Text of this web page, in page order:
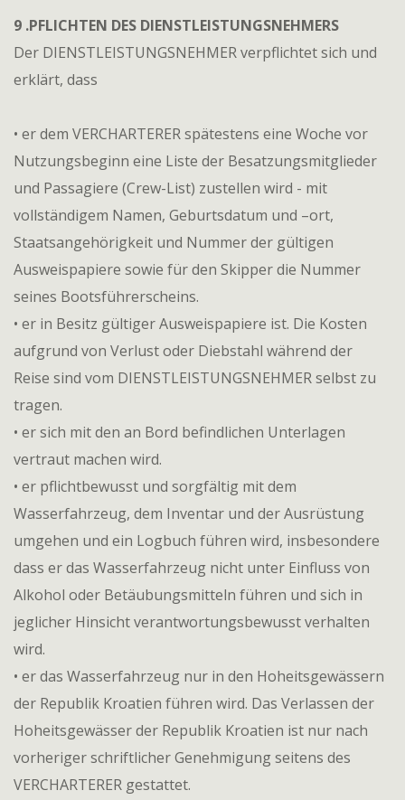
9 .PFLICHTEN DES DIENSTLEISTUNGSNEHMERS
Der DIENSTLEISTUNGSNEHMER verpflichtet sich und
erklärt, dass
• er dem VERCHARTERER spätestens eine Woche vor
Nutzungsbeginn eine Liste der Besatzungsmitglieder
und Passagiere (Crew-List) zustellen wird - mit
vollständigem Namen, Geburtsdatum und –ort,
Staatsangehörigkeit und Nummer der gültigen
Ausweispapiere sowie für den Skipper die Nummer
seines Bootsführerscheins.
• er in Besitz gültiger Ausweispapiere ist. Die Kosten
aufgrund von Verlust oder Diebstahl während der
Reise sind vom DIENSTLEISTUNGSNEHMER selbst zu
tragen.
• er sich mit den an Bord befindlichen Unterlagen
vertraut machen wird.
• er pflichtbewusst und sorgfältig mit dem
Wasserfahrzeug, dem Inventar und der Ausrüstung
umgehen und ein Logbuch führen wird, insbesondere
dass er das Wasserfahrzeug nicht unter Einfluss von
Alkohol oder Betäubungsmitteln führen und sich in
jeglicher Hinsicht verantwortungsbewusst verhalten
wird.
• er das Wasserfahrzeug nur in den Hoheitsgewässern
der Republik Kroatien führen wird. Das Verlassen der
Hoheitsgewässer der Republik Kroatien ist nur nach
vorheriger schriftlicher Genehmigung seitens des
VERCHARTERER gestattet.